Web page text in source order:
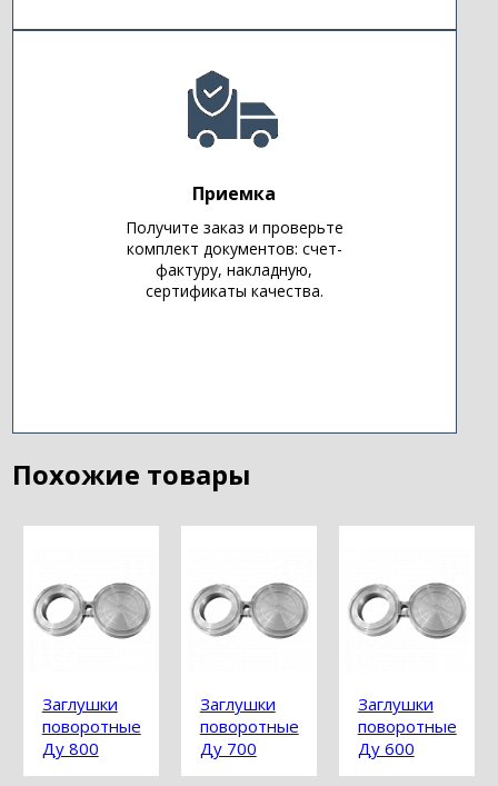
Приемка
Получите заказ и проверьте
комплект документов: счет-
фактуру, накладную,
сертификаты качества.
Похожие товары
Заглушки
поворотные
Ду 800
Заглушки
поворотные
Ду 700
Заглушки
поворотные
Ду 600